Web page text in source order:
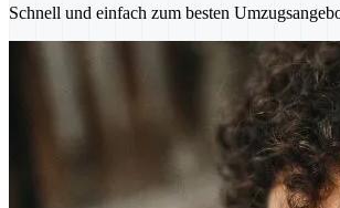
Schnell und einfach zum besten